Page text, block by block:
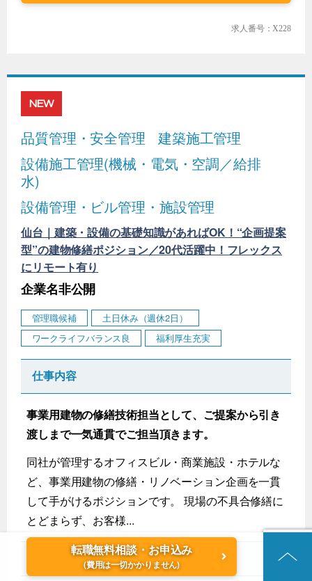
求人番号：X228
NEW
品質管理・安全管理
建築施工管理
設備施工管理(機械・電気・空調／給排
水)
設備管理・ビル管理・施設管理
仙台｜建築・設備の基礎知識があればOK！“企画提案
型”の建物修繕ポジション／20代活躍中！フレックス
にリモート有り
企業名非公開
管理職候補
土日休み（週休2日）
ワークライフバランス良
福利厚生充実
仕事内容
事業用建物の修繕技術担当として、ご提案から引き
渡しまで一気通貫でご担当頂きます。
同社が管理するオフィスビル・商業施設・ホテルな
ど、事業用建物の修繕・リノベーション企画を一貫
して手がけるポジションです。 現場の不具合修繕に
とどまらず、お客様...
転職無料相談・お申込み
(費用は一切かかりません)